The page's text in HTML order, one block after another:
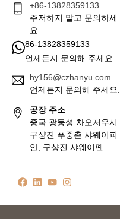
+86-13828359133
주저하지 말고 문의하세
요.
86-13828359133
언제든지 문의해 주세요.
hy156@czhanyu.com
언제든지 문의해 주세요.
공장 주소
중국 광둥성 차오저우시
구샹진 푸중촌 샤웨이피
안, 구샹진 샤웨이폔